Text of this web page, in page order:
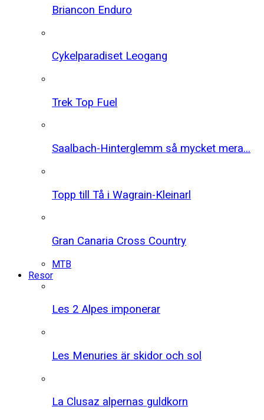
Briancon Enduro
Cykelparadiset Leogang
Trek Top Fuel
Saalbach-Hinterglemm så mycket mera...
Topp till Tå i Wagrain-Kleinarl
Gran Canaria Cross Country
MTB
Resor
Les 2 Alpes imponerar
Les Menuries är skidor och sol
La Clusaz alpernas guldkorn